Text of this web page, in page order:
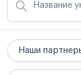
Наши